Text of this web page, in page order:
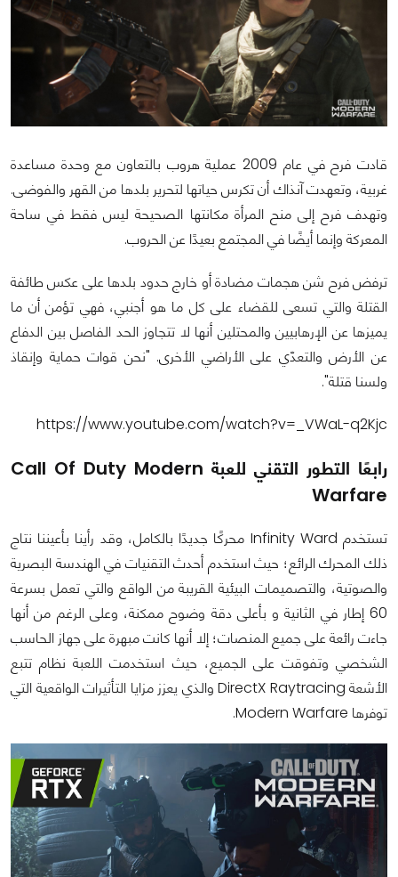
قادت فرح في عام 2009 عملية هروب بالتعاون مع وحدة مساعدة
غربية، وتعهدت آنذاك أن تكرس حياتها لتحرير بلدها من القهر والفوضى.
وتهدف فرح إلى منح المرأة مكانتها الصحيحة ليس فقط في ساحة
المعركة وإنما أيضًا في المجتمع بعيدًا عن الحروب.
ترفض فرح شن هجمات مضادة أو خارج حدود بلدها على عكس طائفة
القتلة والتي تسعى للقضاء على كل ما هو أجنبي، فهي تؤمن أن ما
يميزها عن الإرهابيين والمحتلين أنها لا تتجاوز الحد الفاصل بين الدفاع
عن الأرض والتعدّي على الأراضي الأخرى. "نحن قوات حماية وإنقاذ
ولسنا قتلة".
https://www.youtube.com/watch?v=_VWaL-q2Kjc
رابعًا التطور التقني للعبة Call Of Duty Modern
Warfare
تستخدم Infinity Ward محركًا جديدًا بالكامل، وقد رأينا بأعيننا نتاج
ذلك المحرك الرائع؛ حيث استخدم أحدث التقنيات في الهندسة البصرية
والصوتية، والتصميمات البيئية القريبة من الواقع والتي تعمل بسرعة
60 إطار في الثانية و بأعلى دقة وضوح ممكنة، وعلى الرغم من أنها
جاءت رائعة على جميع المنصات؛ إلا أنها كانت مبهرة على جهاز الحاسب
الشخصي وتفوقت على الجميع، حيث استخدمت اللعبة نظام تتبع
الأشعة DirectX Raytracing والذي يعزز مزايا التأثيرات الواقعية التي
توفرها Modern Warfare.